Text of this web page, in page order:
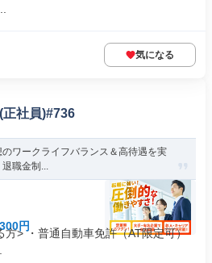
気になる
社員)#736
のワークライフバランス＆高待遇を実
職金制...
円
方> ・普通自動車免許（AT限定可）